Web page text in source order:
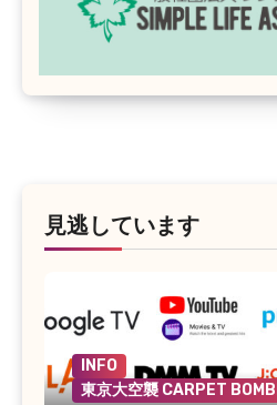
見逃しています
INFO
東京大空襲 CARPET